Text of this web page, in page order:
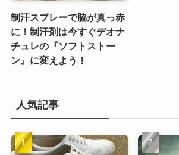
制汗スプレーで脇が真っ赤
に！制汗剤は今すぐデオナ
チュレの『ソフトストー
ン』に変えよう！
人気記事